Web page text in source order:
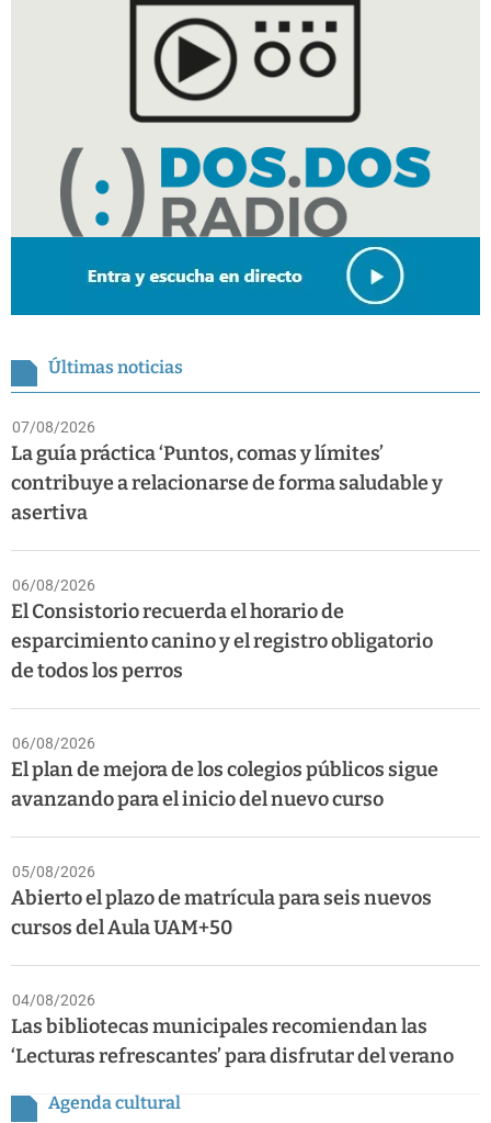
Últimas noticias
07/08/2026
La guía práctica ‘Puntos, comas y límites’
contribuye a relacionarse de forma saludable y
asertiva
06/08/2026
El Consistorio recuerda el horario de
esparcimiento canino y el registro obligatorio
de todos los perros
06/08/2026
El plan de mejora de los colegios públicos sigue
avanzando para el inicio del nuevo curso
05/08/2026
Abierto el plazo de matrícula para seis nuevos
cursos del Aula UAM+50
04/08/2026
Las bibliotecas municipales recomiendan las
‘Lecturas refrescantes’ para disfrutar del verano
Agenda cultural